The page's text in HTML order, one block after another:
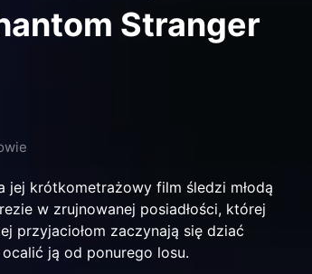
Stranger
jej krótkometrażowy film śledzi młodą
w zrujnowanej posiadłości, której
przyjaciołom zaczynają się dziać
ją od ponurego losu.